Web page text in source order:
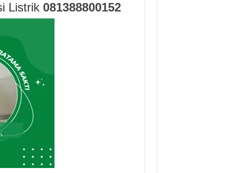
Listrik 081388800152